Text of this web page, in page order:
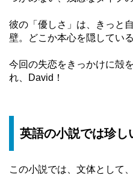
彼の「優しさ」は、きっと
壁。どこか本心を隠してい
今回の失恋をきっかけに殻
れ、David！
英語の小説では珍し
この小説では、文体として